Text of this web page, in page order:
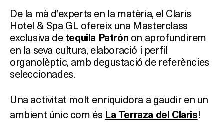
De la mà d’experts en la matèria, el Claris
Hotel & Spa GL ofereix una Masterclass
exclusiva de tequila Patrón on aprofundirem
en la seva cultura, elaboració i perfil
organolèptic, amb degustació de referències
seleccionades.
Una activitat molt enriquidora a gaudir en un
ambient únic com és La Terraza del Claris!